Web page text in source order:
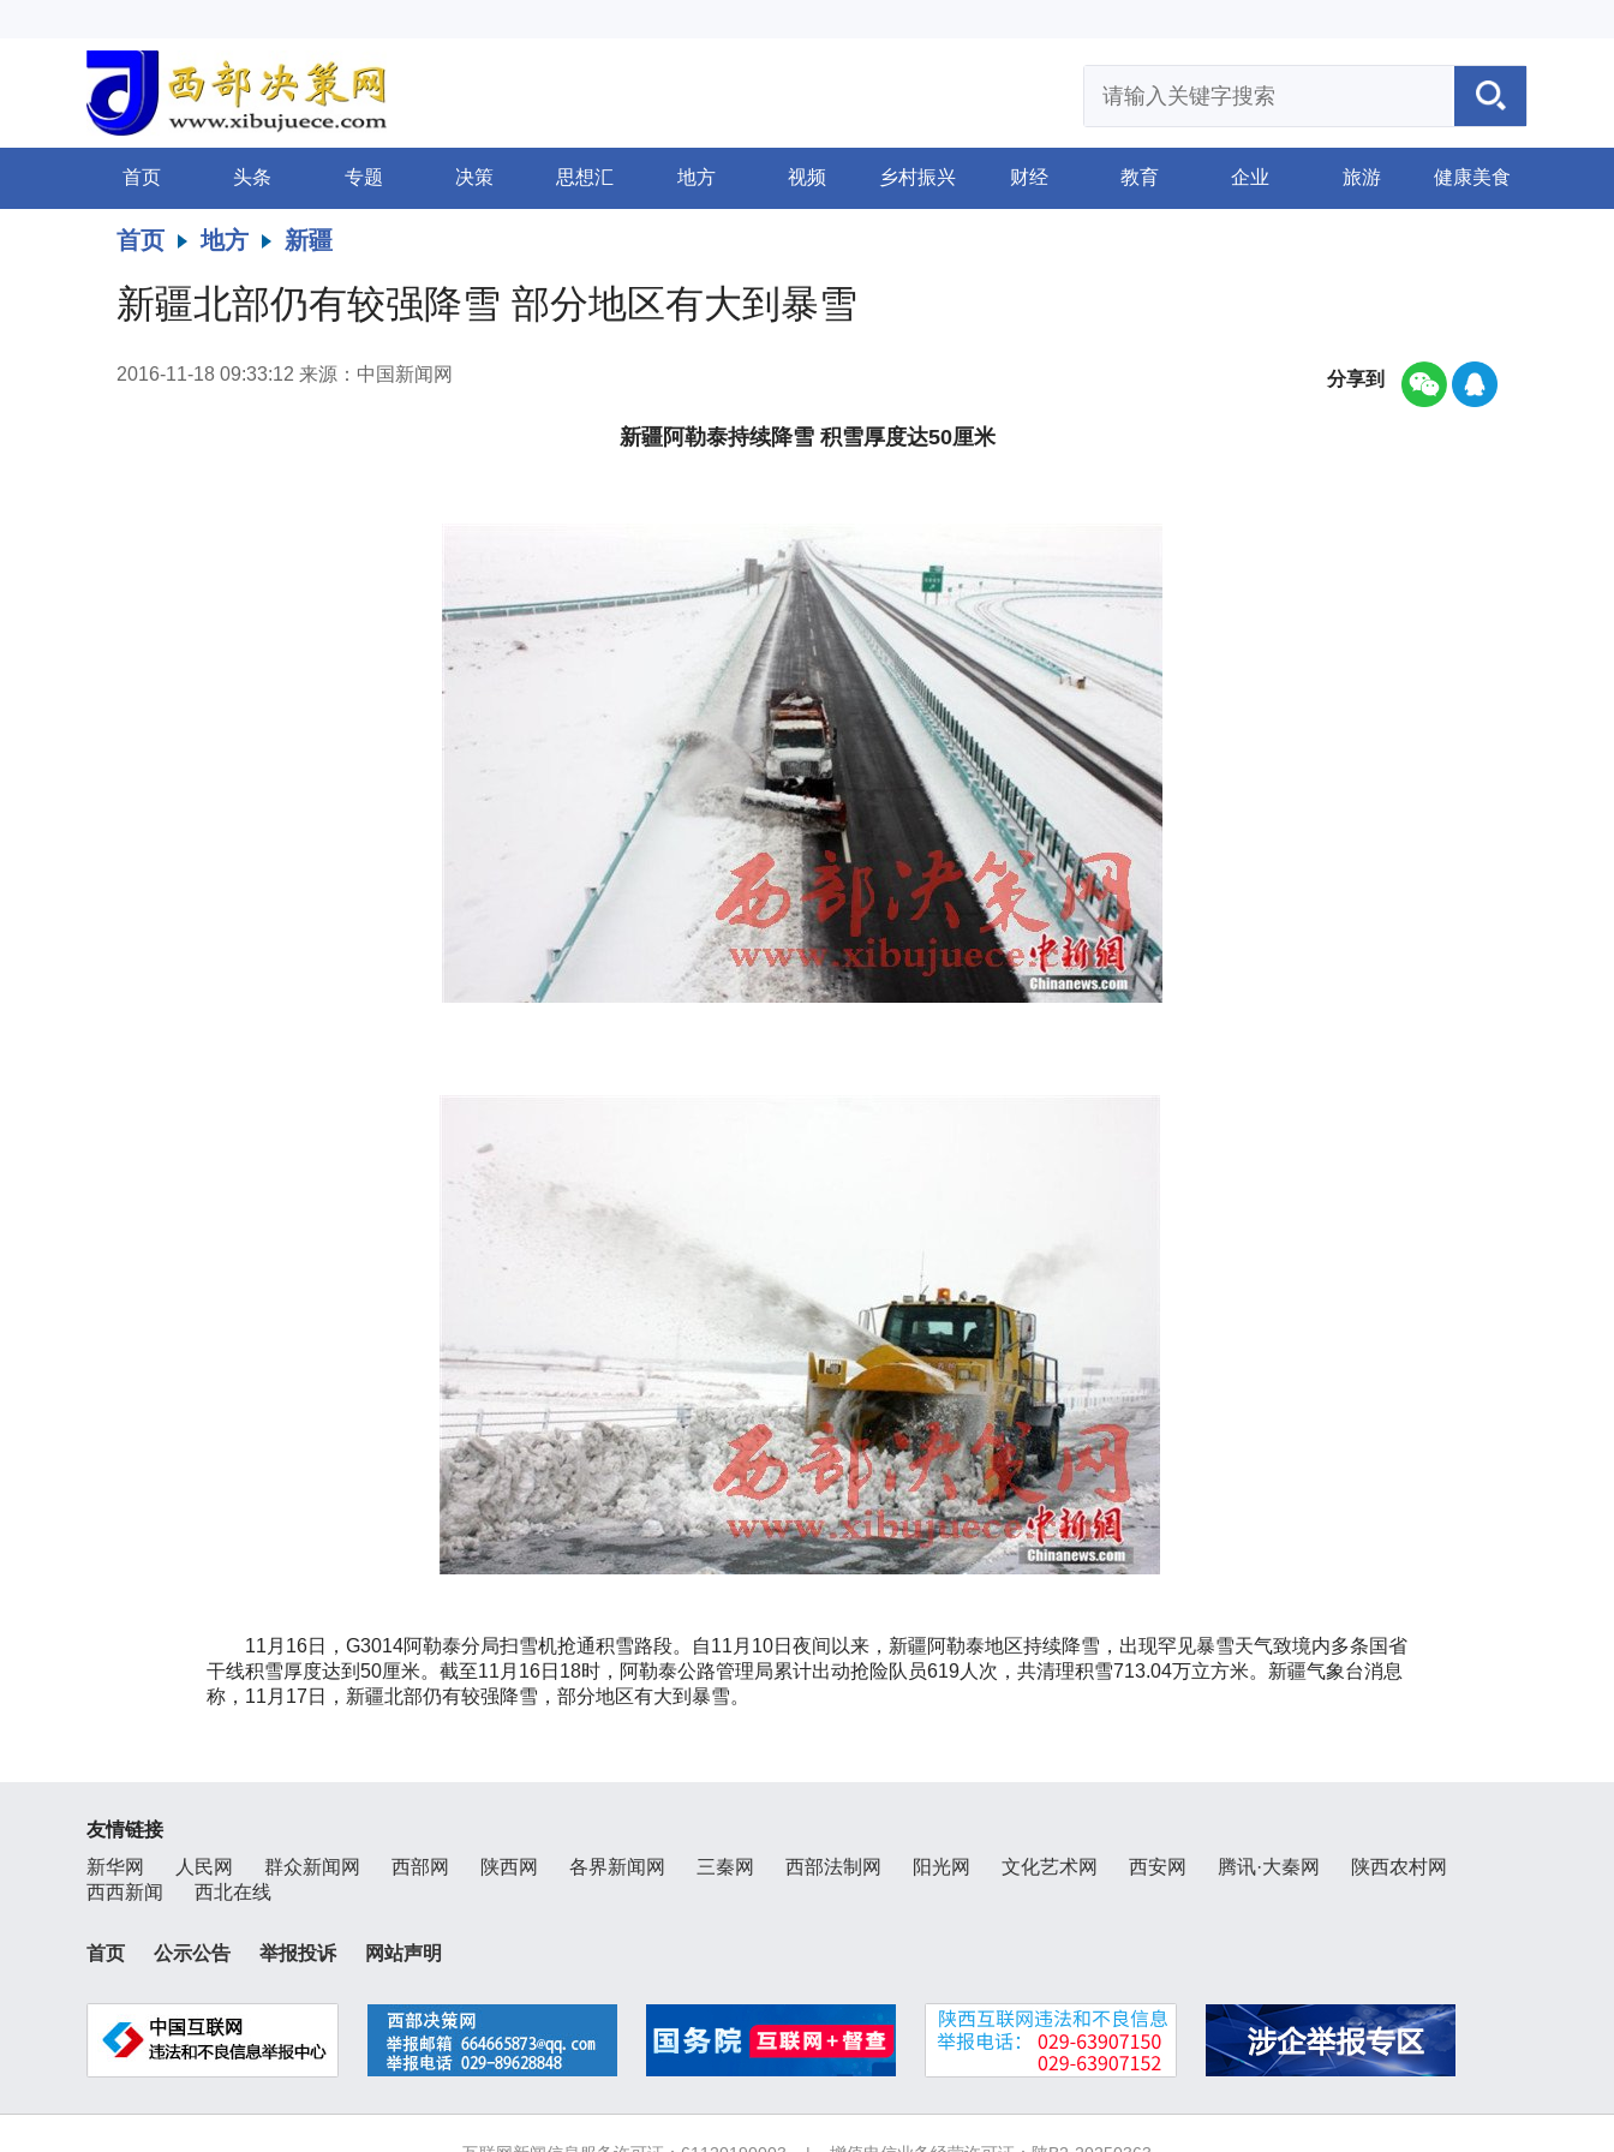
首页 头条 专题 决策 思想汇 地方 视频 乡村振兴 财经 教育 企业 旅游 健康美食
首页 地方 新疆
新疆北部仍有较强降雪 部分地区有大到暴雪
2016-11-18 09:33:12 来源：中国新闻网 分享到
新疆阿勒泰持续降雪 积雪厚度达50厘米
11月16日，G3014阿勒泰分局扫雪机抢通积雪路段。自11月10日夜间以来，新疆阿勒泰地区持续降雪，出现罕见暴雪天气致境内多条国省
干线积雪厚度达到50厘米。截至11月16日18时，阿勒泰公路管理局累计出动抢险队员619人次，共清理积雪713.04万立方米。新疆气象台消息
称，11月17日，新疆北部仍有较强降雪，部分地区有大到暴雪。
友情链接
新华网
人民网 群众新闻网 西部网 陕西网 各界新闻网 三秦网 西部法制网 阳光网 文化艺术网 西安网 腾讯·大秦网
陕西农村网
西西新闻
西北在线
首页 公示公告 举报投诉 网站声明